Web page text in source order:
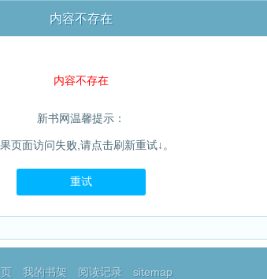
内容不存在
内容不存在
新书网温馨提示：
页面访问失败,请点击刷新重试↓。
重试
我的书架 阅读记录 sitemap